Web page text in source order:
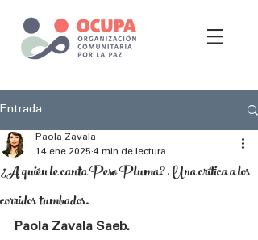
Entrada
¿A quién le canta Peso Pluma? Una crítica a los
corridos tumbados.
Paola Zavala
14 ene 2025 4 min de lectura
Paola Zavala Saeb.